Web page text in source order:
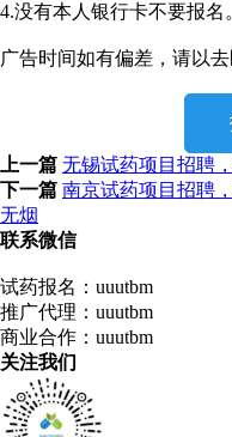
4.没有本人银行卡不要报名
广告时间如有偏差，请以
上一篇 无锡试药项目招聘
下一篇 南京试药项目招聘
无烟
联系微信
试药报名：uuutbm
推广代理：uuutbm
商业合作：uuutbm
关注我们